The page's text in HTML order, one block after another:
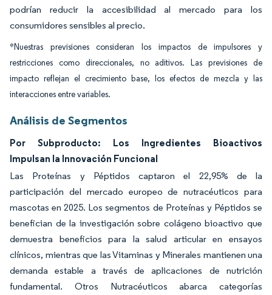
podrían reducir la accesibilidad al mercado para los
consumidores sensibles al precio.
*Nuestras previsiones consideran los impactos de impulsores y
restricciones como direccionales, no aditivos. Las previsiones de
impacto reflejan el crecimiento base, los efectos de mezcla y las
interacciones entre variables.
Análisis de Segmentos
Por Subproducto: Los Ingredientes Bioactivos
Impulsan la Innovación Funcional
Las Proteínas y Péptidos captaron el 22,95% de la
participación del mercado europeo de nutracéuticos para
mascotas en 2025. Los segmentos de Proteínas y Péptidos se
benefician de la investigación sobre colágeno bioactivo que
demuestra beneficios para la salud articular en ensayos
clínicos, mientras que las Vitaminas y Minerales mantienen una
demanda estable a través de aplicaciones de nutrición
fundamental. Otros Nutracéuticos abarca categorías